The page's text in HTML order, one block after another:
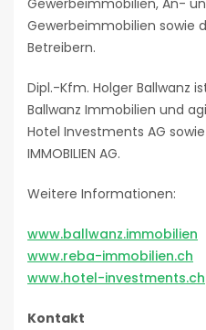
Gewerbeimmobilien, An-
Gewerbeimmobilien sowie
Betreibern.
Dipl.-Kfm. Holger Ballwanz
Ballwanz Immobilien und
Hotel Investments AG
IMMOBILIEN AG.
Weitere Informationen:
www.ballwanz.immobilien
www.reba-immobilien.ch
www.hotel-investments.ch
Kontakt